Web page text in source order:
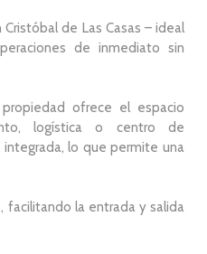
de Las Casas – ideal
de inmediato sin
ofrece el espacio
logística o centro de
lo que permite una
facilitando la entrada y salida